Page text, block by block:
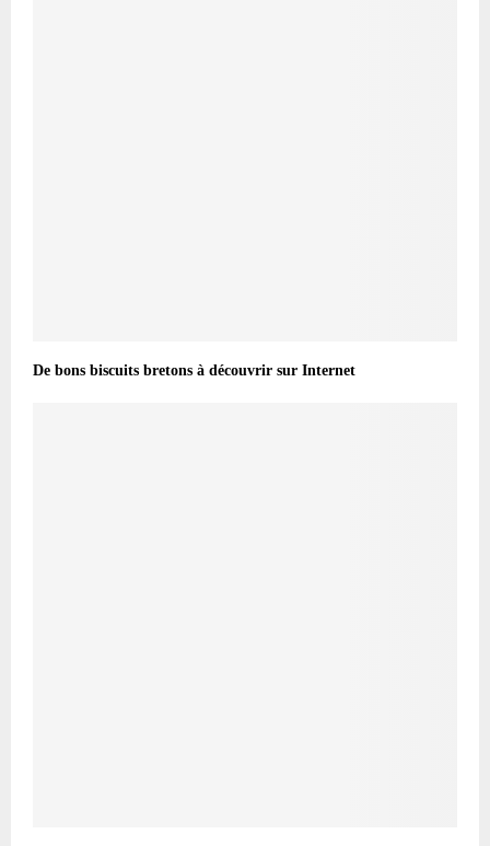
De bons biscuits bretons à découvrir sur Internet